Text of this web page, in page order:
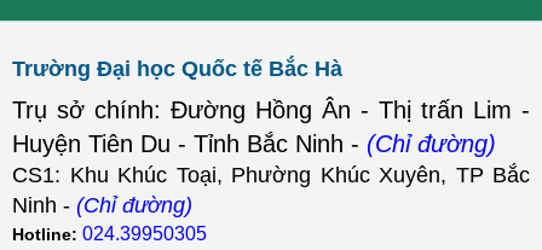
Trường Đại học Quốc tế Bắc Hà
Trụ sở chính: Đường Hồng Ân - Thị trấn Lim -
Huyện Tiên Du - Tỉnh Bắc Ninh - (Chỉ đường)
CS1: Khu Khúc Toại, Phường Khúc Xuyên, TP Bắc
Ninh - (Chỉ đường)
Hotline: 024.39950305